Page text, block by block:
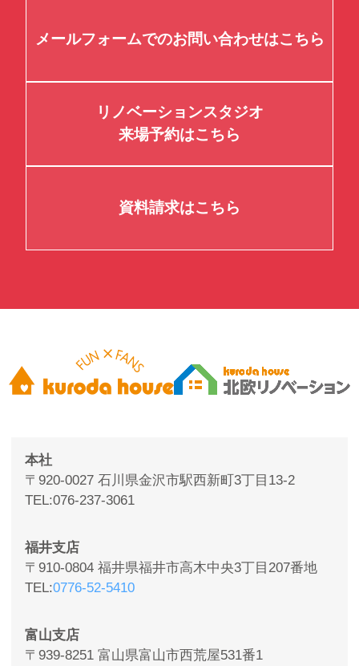
メールフォームでのお問い合わせはこちら
リノベーションスタジオ
来場予約はこちら
資料請求はこちら
本社
〒920-0027 石川県金沢市駅西新町3丁目13-2
TEL 076-237-3061
福井支店
〒910-0804 福井県福井市高木中央3丁目207番地
TEL 0776-52-5410
富山支店
〒939-8251 富山県富山市西荒屋531番1